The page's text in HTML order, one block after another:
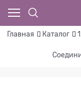
Главная Каталог